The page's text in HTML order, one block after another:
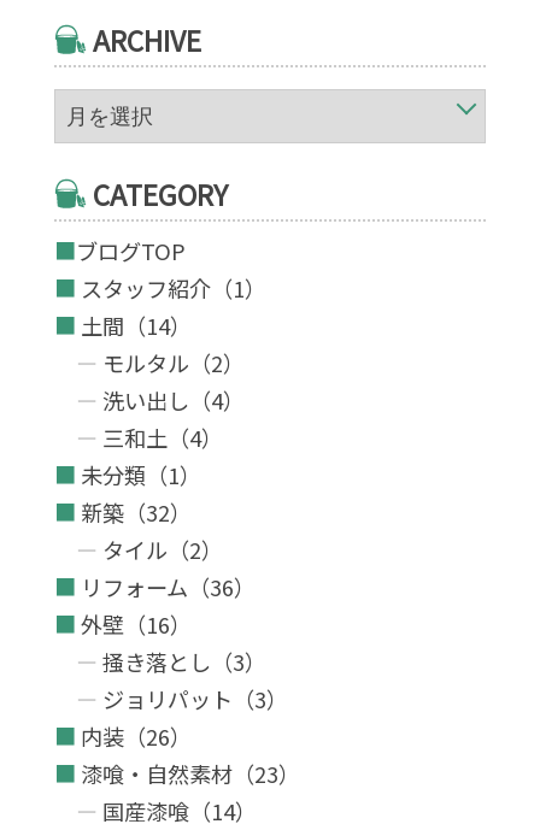
ARCHIVE
CATEGORY
ブログTOP
スタッフ紹介（1）
土間（14）
モルタル（2）
洗い出し（4）
三和土（4）
未分類（1）
新築（32）
タイル（2）
リフォーム（36）
外壁（16）
掻き落とし（3）
ジョリパット（3）
内装（26）
漆喰・自然素材（23）
国産漆喰（14）